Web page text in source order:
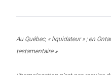
Au Québec, « liquidateur » ; en
testamentaire ».